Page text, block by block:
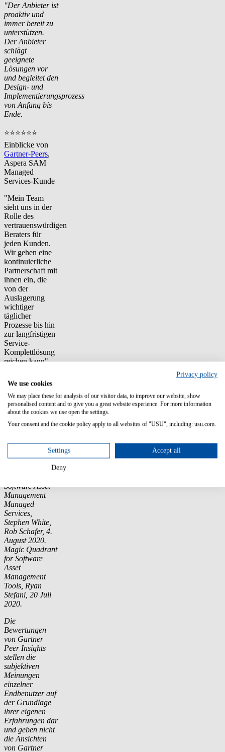
"Der Anbieter ist
proaktiv und
immer bereit zu
unterstützen.
Der Anbieter
schlägt
geeignete
Lösungen vor
und begleitet den
Design- und
Implementierungsprozess
von Anfang bis
Ende.
⭐⭐⭐⭐⭐⭐
Einblicke von
Gartner-Peers,
Aspera SAM
Managed
Services-Kunde
"Mein Team
sieht uns in der
Rolle des
vertrauenswürdigen
Beraters für
jeden Kunden.
Wir gehen eine
kontinuierliche
Partnerschaft mit
ihnen ein, die
von der
Auslagerung
wichtiger
täglicher
Prozesse bis hin
zur langfristigen
Service-
Komplettlösung
reichen kann",
Dempsey,
Director of
Professional
Services bei
Aspera.
von Gartner
Quellen:
Gartner, Magic
Software Asset
Management
Managed
Services,
Stephen White,
Rob Schafer, 4.
August 2020.
Magic Quadrant
for Software
Asset
Management
Tools, Ryan
Stefani, 20 Juli
2020.
Die
Bewertungen
von Gartner
Peer Insights
stellen die
subjektiven
Meinungen
einzelner
Endbenutzer auf
der Grundlage
ihrer eigenen
Erfahrungen dar
und geben nicht
die Ansichten
von Gartner
Privacy policy
We use cookies
We may place these for analysis of our visitor data, to improve our website, show
personalised content and to give you a great website experience. For more information
about the cookies we use open the settings.
Your consent and the cookie policy apply to all websites of "USU", including: usu.com.
Settings Accept all
Deny